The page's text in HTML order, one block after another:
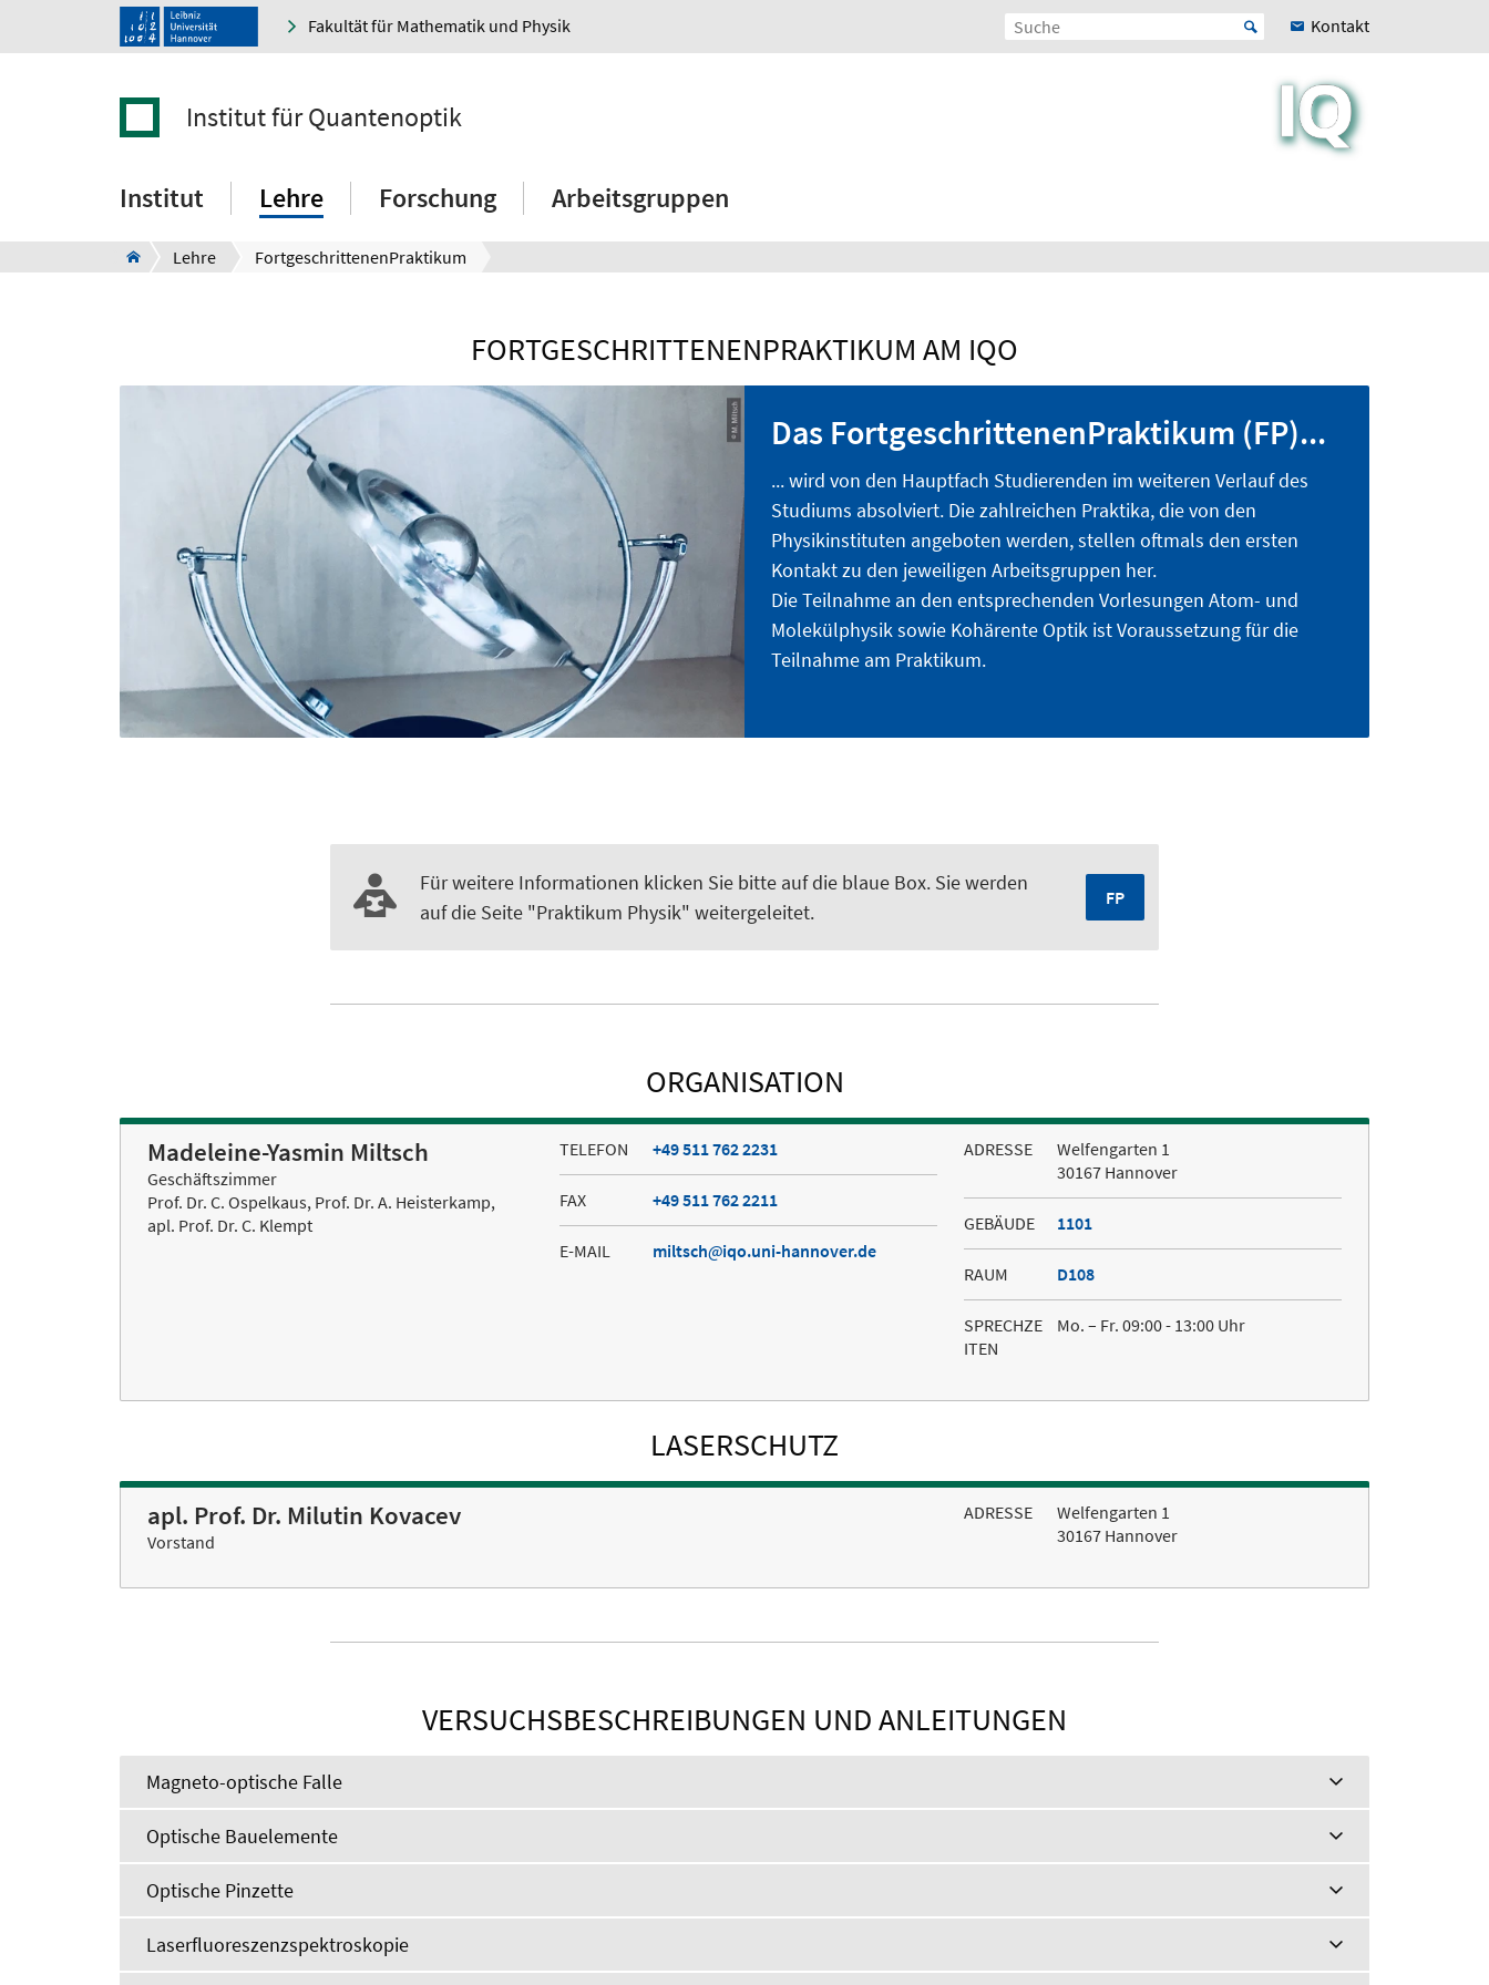
Fakultät für Mathematik und Physik Kontakt
Institut für Quantenoptik
Institut Lehre Forschung Arbeitsgruppen
Lehre FortgeschrittenenPraktikum
FORTGESCHRITTENENPRAKTIKUM AM IQO
Das FortgeschrittenenPraktikum (FP)...
... wird von den Hauptfach Studierenden im weiteren Verlauf des
Studiums absolviert. Die zahlreichen Praktika, die von den
Physikinstituten angeboten werden, stellen oftmals den ersten
Kontakt zu den jeweiligen Arbeitsgruppen her.
Die Teilnahme an den entsprechenden Vorlesungen Atom- und
Molekülphysik sowie Kohärente Optik ist Voraussetzung für die
Teilnahme am Praktikum.
Für weitere Informationen klicken Sie bitte auf die blaue Box. Sie werden
auf die Seite "Praktikum Physik" weitergeleitet.
FP
ORGANISATION
Madeleine-Yasmin Miltsch
Geschäftszimmer
Prof. Dr. C. Ospelkaus, Prof. Dr. A. Heisterkamp,
apl. Prof. Dr. C. Klempt
TELEFON +49 511 762 2231
FAX +49 511 762 2211
E-MAIL miltsch iqo.uni-hannover.de
ADRESSE
Welfengarten 1
30167 Hannover
GEBÄUDE 1101
RAUM D108
SPRECHZE
ITEN
Mo. – Fr. 09:00 - 13:00 Uhr
LASERSCHUTZ
apl. Prof. Dr. Milutin Kovacev
Vorstand
ADRESSE
Welfengarten 1
30167 Hannover
VERSUCHSBESCHREIBUNGEN UND ANLEITUNGEN
Magneto-optische Falle
Optische Bauelemente
Optische Pinzette
Laserfluoreszenzspektroskopie